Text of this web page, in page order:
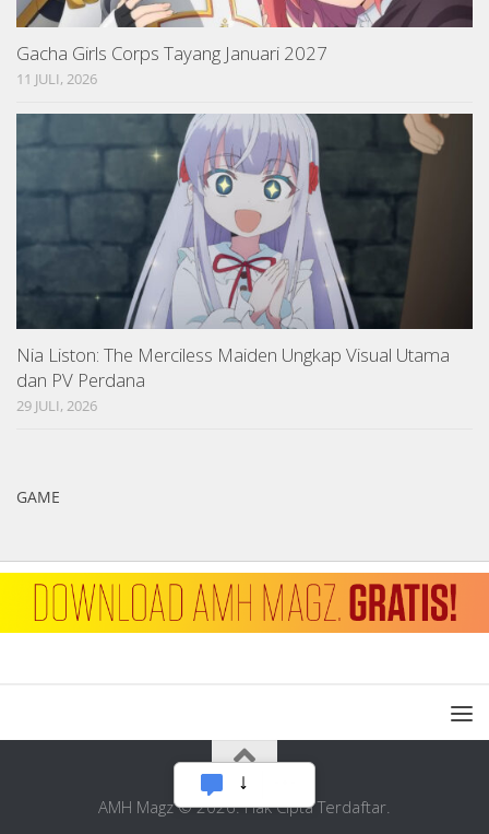
Gacha Girls Corps Tayang Januari 2027
11 JULI, 2026
Nia Liston: The Merciless Maiden Ungkap Visual Utama
dan PV Perdana
29 JULI, 2026
GAME
AMH Magz © 2026. Hak Cipta Terdaftar.